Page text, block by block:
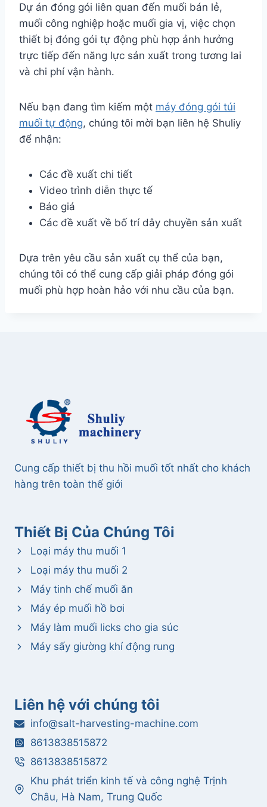
Dự án đóng gói liên quan đến muối bán lẻ,
muối công nghiệp hoặc muối gia vị, việc chọn
thiết bị đóng gói tự động phù hợp ảnh hưởng
trực tiếp đến năng lực sản xuất trong tương lai
và chi phí vận hành.
Nếu bạn đang tìm kiếm một máy đóng gói túi
muối tự động, chúng tôi mời bạn liên hệ Shuliy
để nhận:
Các đề xuất chi tiết
Video trình diễn thực tế
Báo giá
Các đề xuất về bố trí dây chuyền sản xuất
Dựa trên yêu cầu sản xuất cụ thể của bạn,
chúng tôi có thể cung cấp giải pháp đóng gói
muối phù hợp hoàn hảo với nhu cầu của bạn.
Cung cấp thiết bị thu hồi muối tốt nhất cho khách
hàng trên toàn thế giới
Thiết Bị Của Chúng Tôi
Loại máy thu muối 1
Loại máy thu muối 2
Máy tinh chế muối ăn
Máy ép muối hồ bơi
Máy làm muối licks cho gia súc
Máy sấy giường khí động rung
Liên hệ với chúng tôi
info@salt-harvesting-machine.com
8613838515872
8613838515872
Khu phát triển kinh tế và công nghệ Trịnh
Châu, Hà Nam, Trung Quốc